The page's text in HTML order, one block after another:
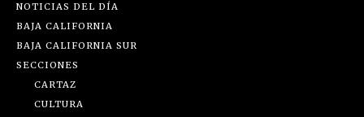
NOTICIAS DEL DÍA
BAJA CALIFORNIA
BAJA CALIFORNIA SUR
SECCIONES
CARTAZ
CULTURA